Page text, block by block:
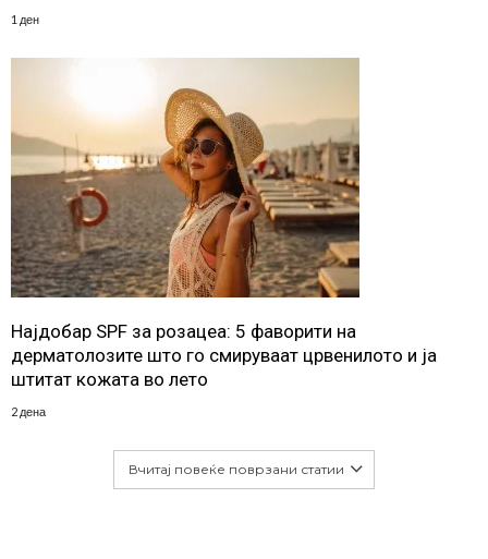
1 ден
Најдобар SPF за розацеа: 5 фаворити на
дерматолозите што го смируваат црвенилото и ја
штитат кожата во лето
2 дена
Вчитај повеќе поврзани статии